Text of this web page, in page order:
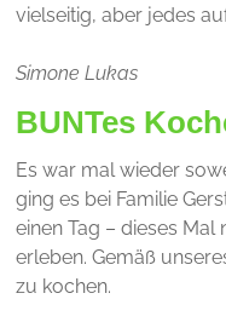
vielseitig, aber jedes
Simone Lukas
BUNTes
Es war mal wieder
ging es bei Familie
einen Tag – dieses
erleben. Gemäß
zu kochen.